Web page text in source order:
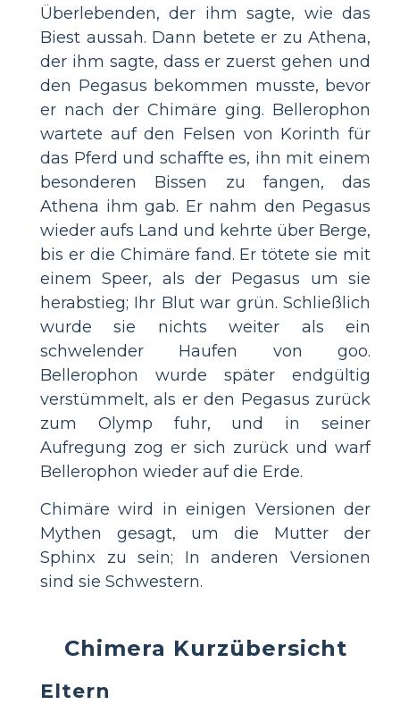
Überlebenden, der ihm sagte, wie das
Biest aussah. Dann betete er zu Athena,
der ihm sagte, dass er zuerst gehen und
den Pegasus bekommen musste, bevor
er nach der Chimäre ging. Bellerophon
wartete auf den Felsen von Korinth für
das Pferd und schaffte es, ihn mit einem
besonderen Bissen zu fangen, das
Athena ihm gab. Er nahm den Pegasus
wieder aufs Land und kehrte über Berge,
bis er die Chimäre fand. Er tötete sie mit
einem Speer, als der Pegasus um sie
herabstieg; Ihr Blut war grün. Schließlich
wurde sie nichts weiter als ein
schwelender Haufen von goo.
Bellerophon wurde später endgültig
verstümmelt, als er den Pegasus zurück
zum Olymp fuhr, und in seiner
Aufregung zog er sich zurück und warf
Bellerophon wieder auf die Erde.
Chimäre wird in einigen Versionen der
Mythen gesagt, um die Mutter der
Sphinx zu sein; In anderen Versionen
sind sie Schwestern.
Chimera Kurzübersicht
Eltern